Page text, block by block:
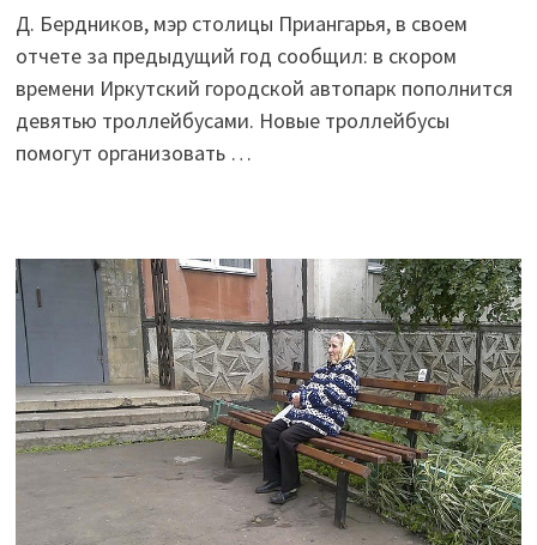
Д. Бердников, мэр столицы Приангарья, в своем
отчете за предыдущий год сообщил: в скором
времени Иркутский городской автопарк пополнится
девятью троллейбусами. Новые троллейбусы
помогут организовать …